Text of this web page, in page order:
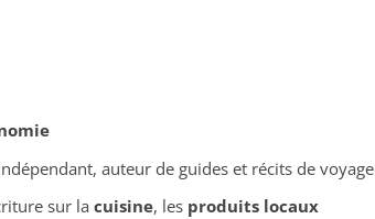
auteur de guides et récits de voyage
sur la cuisine, les produits locaux